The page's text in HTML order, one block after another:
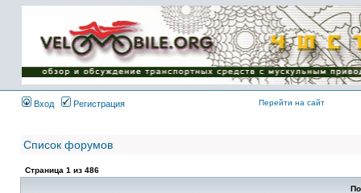
Имя пользователя:
Пароль:
{ LOG_ME_IN_SHORT
}
Вход
Регистрация Перейти на сайт
Список форумов
Страница 1 из 486